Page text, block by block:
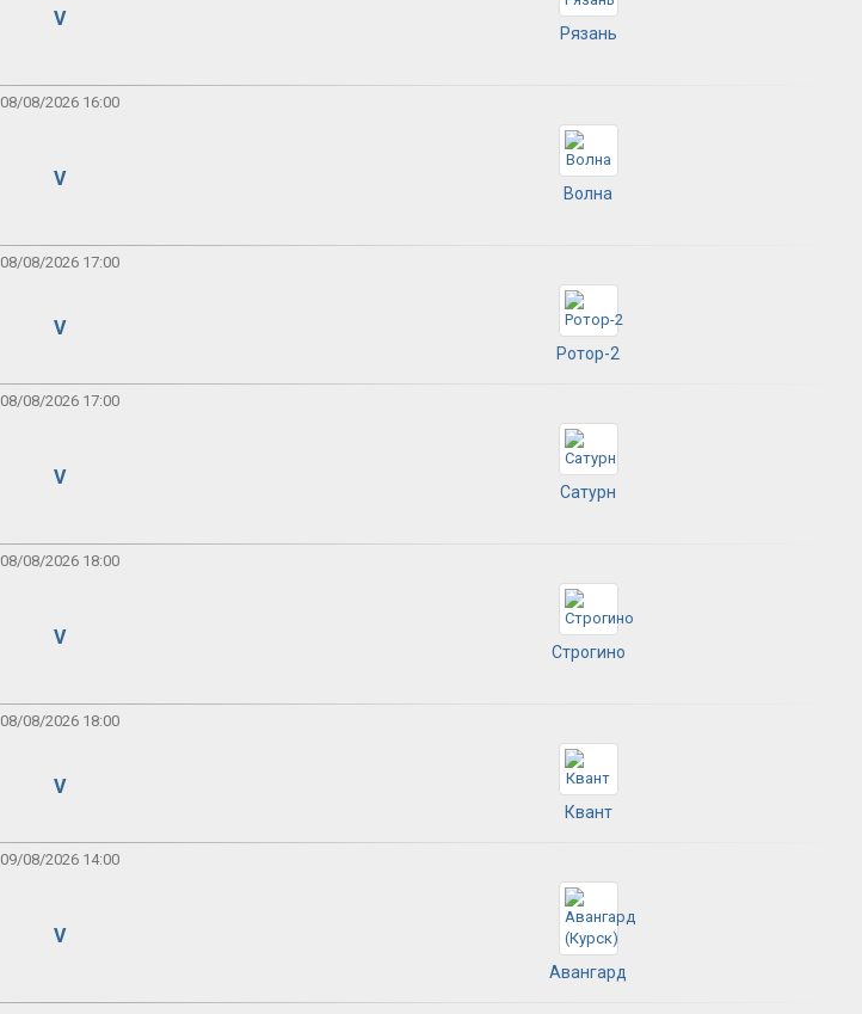
V
Рязань
08/08/2026 16:00
V
Волна
08/08/2026 17:00
V
Ротор-2
08/08/2026 17:00
V
Сатурн
08/08/2026 18:00
V
Строгино
08/08/2026 18:00
V
Квант
09/08/2026 14:00
V
Авангард